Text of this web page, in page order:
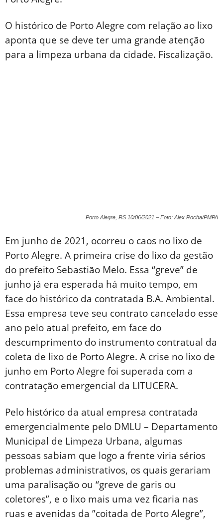
O histórico de Porto Alegre com relação ao lixo
aponta que se deve ter uma grande atenção
para a limpeza urbana da cidade. Fiscalização.
Porto Alegre, RS 10/06/2021 – Foto: Alex Rocha/PMPA
Em junho de 2021, ocorreu o caos no lixo de
Porto Alegre. A primeira crise do lixo da gestão
do prefeito Sebastião Melo. Essa “greve” de
junho já era esperada há muito tempo, em
face do histórico da contratada B.A. Ambiental.
Essa empresa teve seu contrato cancelado esse
ano pelo atual prefeito, em face do
descumprimento do instrumento contratual da
coleta de lixo de Porto Alegre. A crise no lixo de
junho em Porto Alegre foi superada com a
contratação emergencial da LITUCERA.
Pelo histórico da atual empresa contratada
emergencialmente pelo DMLU – Departamento
Municipal de Limpeza Urbana, algumas
pessoas sabiam que logo a frente viria sérios
problemas administrativos, os quais gerariam
uma paralisação ou “greve de garis ou
coletores”, e o lixo mais uma vez ficaria nas
ruas e avenidas da ”coitada de Porto Alegre”,